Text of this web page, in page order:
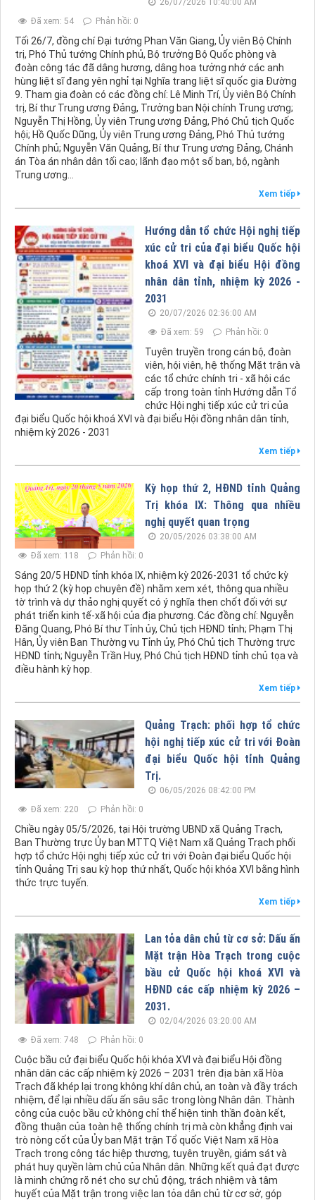
26/07/2026 10:40:00 AM
Đã xem: 54
Phản hồi: 0
Tối 26/7, đồng chí Đại tướng Phan Văn Giang, Ủy viên Bộ Chính
trị, Phó Thủ tướng Chính phủ, Bộ trưởng Bộ Quốc phòng và
đoàn công tác đã dâng hương, dâng hoa tưởng nhớ các anh
hùng liệt sĩ đang yên nghỉ tại Nghĩa trang liệt sĩ quốc gia Đường
9. Tham gia đoàn có các đồng chí: Lê Minh Trí, Ủy viên Bộ Chính
trị, Bí thư Trung ương Đảng, Trưởng ban Nội chính Trung ương;
Nguyễn Thị Hồng, Ủy viên Trung ương Đảng, Phó Chủ tịch Quốc
hội; Hồ Quốc Dũng, Ủy viên Trung ương Đảng, Phó Thủ tướng
Chính phủ; Nguyễn Văn Quảng, Bí thư Trung ương Đảng, Chánh
án Tòa án nhân dân tối cao; lãnh đạo một số ban, bộ, ngành
Trung ương...
Xem tiếp
Hướng dẫn tổ chức Hội nghị tiếp
xúc cử tri của đại biểu Quốc hội
khoá XVI và đại biểu Hội đồng
nhân dân tỉnh, nhiệm kỳ 2026 -
2031
20/07/2026 02:36:00 AM
Đã xem: 59
Phản hồi: 0
Tuyên truyền trong cán bộ, đoàn
viên, hội viên, hệ thống Mặt trận và
các tổ chức chính tri - xã hội các
cấp trong toàn tỉnh Hướng dẫn Tổ
chức Hội nghị tiếp xúc cử tri của
đại biểu Quốc hội khoá XVI và đại biểu Hội đồng nhân dân tỉnh,
nhiệm kỳ 2026 - 2031
Xem tiếp
Kỳ họp thứ 2, HĐND tỉnh Quảng
Trị khóa IX: Thông qua nhiều
nghị quyết quan trọng
20/05/2026 03:38:00 AM
Đã xem: 118
Phản hồi: 0
Sáng 20/5 HĐND tỉnh khóa IX, nhiệm kỳ 2026-2031 tổ chức kỳ
họp thứ 2 (kỳ họp chuyên đề) nhằm xem xét, thông qua nhiều
tờ trình và dự thảo nghị quyết có ý nghĩa then chốt đối với sự
phát triển kinh tế-xã hội của địa phương. Các đồng chí: Nguyễn
Đăng Quang, Phó Bí thư Tỉnh ủy, Chủ tịch HĐND tỉnh; Phạm Thị
Hân, Ủy viên Ban Thường vụ Tỉnh ủy, Phó Chủ tịch Thường trực
HĐND tỉnh; Nguyễn Trần Huy, Phó Chủ tịch HĐND tỉnh chủ tọa và
điều hành kỳ họp.
Xem tiếp
Quảng Trạch: phối hợp tổ chức
hội nghị tiếp xúc cử tri với Đoàn
đại biểu Quốc hội tỉnh Quảng
Trị.
06/05/2026 08:42:00 PM
Đã xem: 220
Phản hồi: 0
Chiều ngày 05/5/2026, tại Hội trường UBND xã Quảng Trạch,
Ban Thường trực Ủy ban MTTQ Việt Nam xã Quảng Trạch phối
hợp tổ chức Hội nghị tiếp xúc cử tri với Đoàn đại biểu Quốc hội
tỉnh Quảng Trị sau kỳ họp thứ nhất, Quốc hội khóa XVI bằng hình
thức trực tuyến.
Xem tiếp
Lan tỏa dân chủ từ cơ sở: Dấu ấn
Mặt trận Hòa Trạch trong cuộc
bầu cử Quốc hội khoá XVI và
HĐND các cấp nhiệm kỳ 2026 –
2031.
02/04/2026 03:20:00 AM
Đã xem: 748
Phản hồi: 0
Cuộc bầu cử đại biểu Quốc hội khóa XVI và đại biểu Hội đồng
nhân dân các cấp nhiệm kỳ 2026 – 2031 trên địa bàn xã Hòa
Trạch đã khép lại trong không khí dân chủ, an toàn và đầy trách
nhiệm, để lại nhiều dấu ấn sâu sắc trong lòng Nhân dân. Thành
công của cuộc bầu cử không chỉ thể hiện tinh thần đoàn kết,
đồng thuận của toàn hệ thống chính trị mà còn khẳng định vai
trò nòng cốt của Ủy ban Mặt trận Tổ quốc Việt Nam xã Hòa
Trạch trong công tác hiệp thương, tuyên truyền, giám sát và
phát huy quyền làm chủ của Nhân dân. Những kết quả đạt được
là minh chứng rõ nét cho sự chủ động, trách nhiệm và tâm
huyết của Mặt trận trong việc lan tỏa dân chủ từ cơ sở, góp